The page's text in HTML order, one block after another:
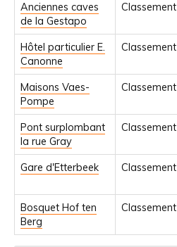
Anciennes caves
de la Gestapo
Classement
Hôtel particulier E.
Canonne
Classement
Maisons Vaes-
Pompe
Classement
Pont surplombant
la rue Gray
Classement
Gare d'Etterbeek Classement
Bosquet Hof ten
Berg
Classement